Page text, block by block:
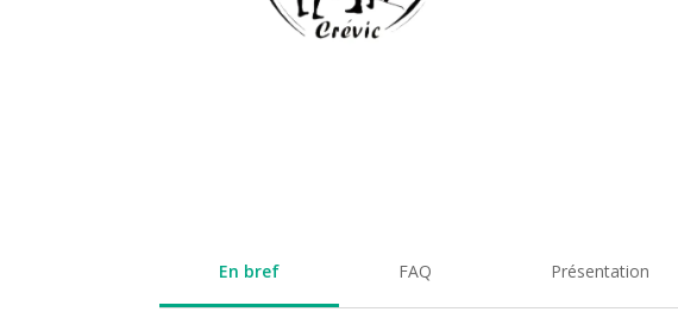
En bref FAQ Présentation